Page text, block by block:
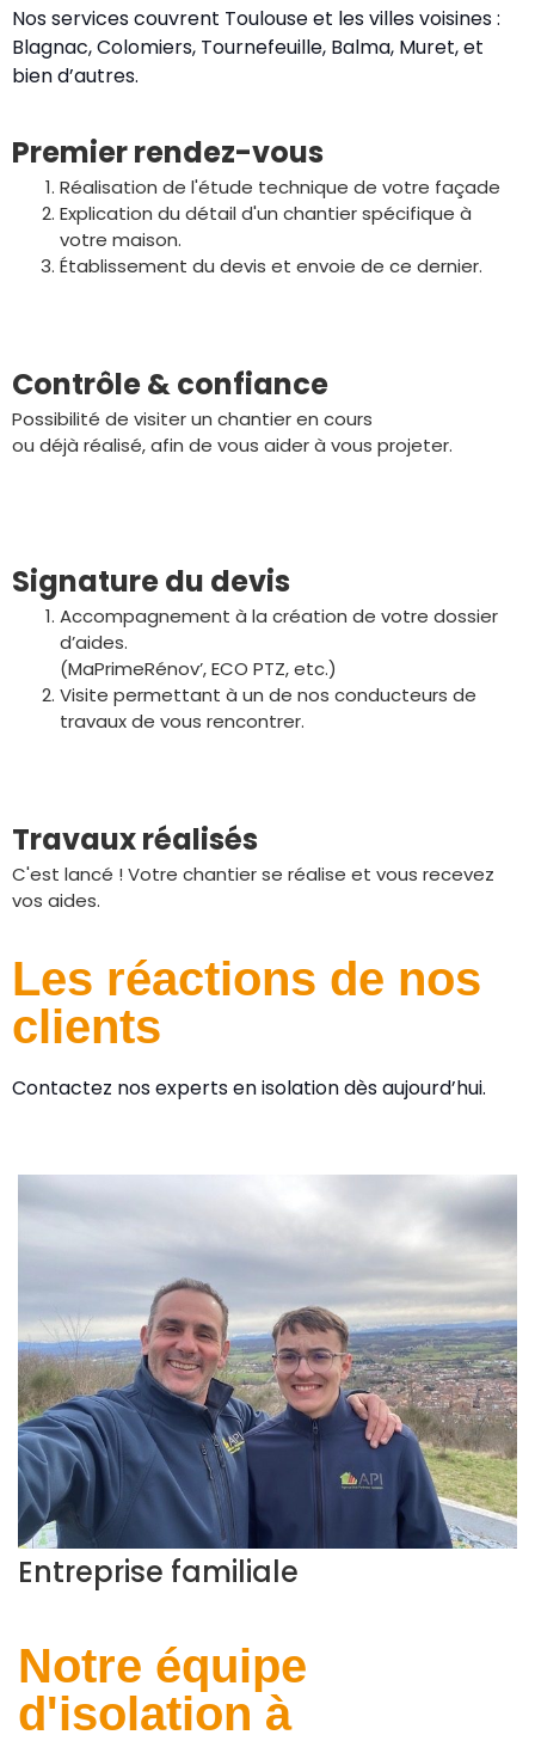
Nos services couvrent Toulouse et les villes voisines :
Blagnac, Colomiers, Tournefeuille, Balma, Muret, et
bien d’autres.
Premier rendez-vous
Réalisation de l'étude technique de votre façade
Explication du détail d'un chantier spécifique à
votre maison.
Établissement du devis et envoie de ce dernier.
Contrôle & confiance
Possibilité de visiter un chantier en cours
ou déjà réalisé, afin de vous aider à vous projeter.
Signature du devis
Accompagnement à la création de votre dossier
d’aides.
(MaPrimeRénov’, ECO PTZ, etc.)
Visite permettant à un de nos conducteurs de
travaux de vous rencontrer.
Travaux réalisés
C'est lancé ! Votre chantier se réalise et vous recevez
vos aides.
Les réactions de nos
clients
Contactez nos experts en isolation dès aujourd’hui.
Entreprise familiale
Notre équipe
d'isolation à